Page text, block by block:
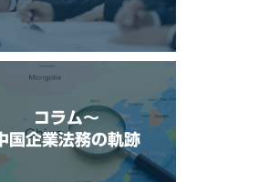
コラム〜
国企業法務の軌跡